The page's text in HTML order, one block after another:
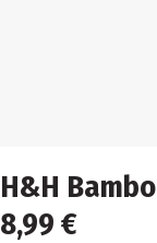
H&H
8,99 €